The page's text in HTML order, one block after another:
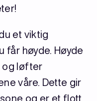
et viktig
får høyde. Høyde
og løfter
våre. Dette gir
og er et flott